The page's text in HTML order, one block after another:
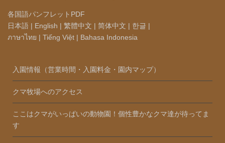
各国語パンフレットPDF
日本語 | English | 繁體中文 | 简体中文 | 한글 |
ภาษาไทย | Tiếng Việt | Bahasa Indonesia
入園情報（営業時間・入園料金・園内マップ）
クマ牧場へのアクセス
ここはクマがいっぱいの動物園！個性豊かなクマ達が待ってま
す